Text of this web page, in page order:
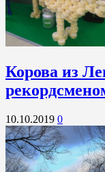
Корова из
10.10.2019 0